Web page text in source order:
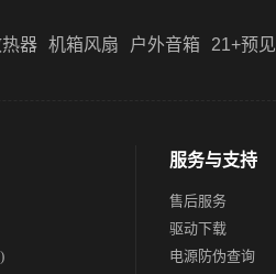
器 机箱风扇 户外音箱 21+预见
服务与支持
售后服务
驱动下载
电源防伪查询